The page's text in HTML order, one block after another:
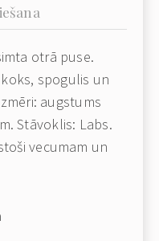
otrā puse.
spogulis un
augstums
Stāvoklis: Labs.
vecumam un